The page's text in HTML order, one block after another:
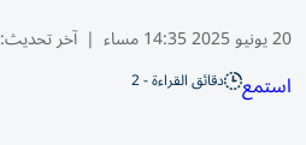
20 يونيو 2025 14:35 مساء | آخر تحديث:
استمع دقائق القراءة - 2